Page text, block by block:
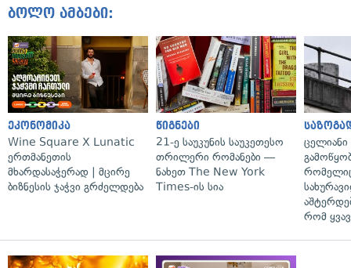
ბოლო ამბები:
ეკონომიკა
Wine Square X Lunatic
ერთმანეთის
მხარდასაჭერად | მცირე
ბიზნესის ჯაჭვი გრძელდება
წიგნები
21-ე საუკუნის საუკეთესო
თრილერი რომანები —
ნახეთ The New York
Times-ის სია
რომელიც
რომ